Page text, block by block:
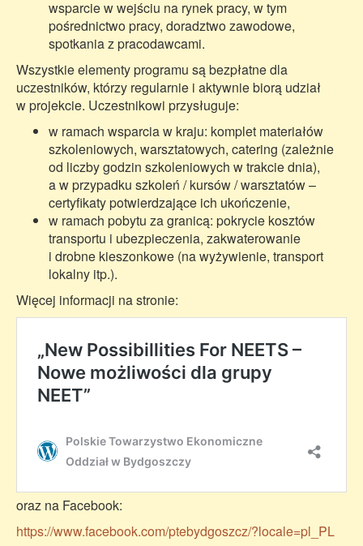
wsparcie w wejściu na rynek pracy, w tym
pośrednictwo pracy, doradztwo zawodowe,
spotkania z pracodawcami.
Wszystkie elementy programu są bezpłatne dla
uczestników, którzy regularnie i aktywnie biorą udział
w projekcie. Uczestnikowi przysługuje:
w ramach wsparcia w kraju: komplet materiałów
szkoleniowych, warsztatowych, catering (zależnie
od liczby godzin szkoleniowych w trakcie dnia),
a w przypadku szkoleń / kursów / warsztatów –
certyfikaty potwierdzające ich ukończenie,
w ramach pobytu za granicą: pokrycie kosztów
transportu i ubezpieczenia, zakwaterowanie
i drobne kieszonkowe (na wyżywienie, transport
lokalny itp.).
Więcej informacji na stronie:
oraz na Facebook:
https://www.facebook.com/ptebydgoszcz/?locale=pl_PL